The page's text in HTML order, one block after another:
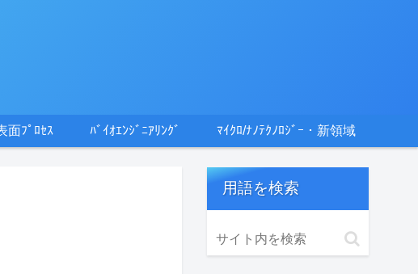
面ﾌﾟﾛｾｽ ﾊﾞｲｵｴﾝｼﾞﾆｱﾘﾝｸﾞ ﾏｲｸﾛ/ﾅﾉﾃｸﾉﾛｼﾞｰ・新領域
用語を検索